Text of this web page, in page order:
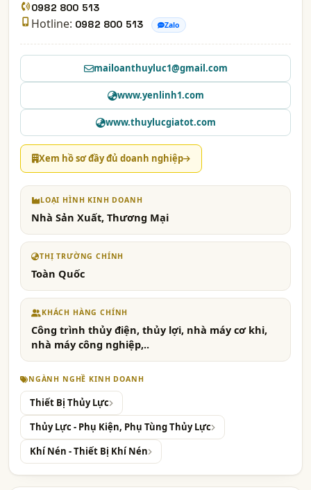
0982 800 513
Hotline: 0982 800 513 Zalo
mailoanthuyluc1@gmail.com
www.yenlinh1.com
www.thuylucgiatot.com
Xem hồ sơ đầy đủ doanh nghiệp
LOẠI HÌNH KINH DOANH
Nhà Sản Xuất, Thương Mại
THỊ TRƯỜNG CHÍNH
Toàn Quốc
KHÁCH HÀNG CHÍNH
Công trình thủy điện, thủy lợi, nhà máy cơ khi,
nhà máy công nghiệp,..
NGÀNH NGHỀ KINH DOANH
Thiết Bị Thủy Lực
Thủy Lực - Phụ Kiện, Phụ Tùng Thủy Lực
Khí Nén - Thiết Bị Khí Nén